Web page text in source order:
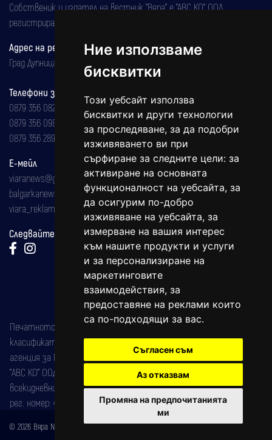
Ние използваме
бисквитки
Този уебсайт използва
бисквитки и други технологии
за проследяване, за да подобри
изживяването ви при
сърфиране за следните цели: за
активиране на основната
функционалност на уебсайта, за
да осигурим по-добро
изживяване на уебсайта, за
измерване на вашия интерес
към нашите продукти и услуги
и за персонализиране на
маркетинговите
взаимодействия, за
предоставяне на реклами които
са по-подходящи за вас.
Съгласен съм
Аз отказвам
Промяна на предпочитанията
ми
Собственик и издател на вестник "Вяра" е "АВС КО" ООД,
регистрирана на 08.05.2002 година.
Адрес на редакцията
Град Дупница, ул.''Христо Ботев" 43
Телефони за реклама и абонаменти
0879 356 082
0879 356 098
0879 356 289
Е-мейл
viaranews@gmail.com
balgarkanews@gmail.com
viara_reklama@mail.bg
Следвайте ни:
Печатното издание на вестника е регистрирано в националния
класификатор на печатните издания (Българска национална
агенция за ISSN) под номер: ISSN 1312-4722.
"АВС КО" ООД е притежател на марката: Вяра информационен
всекидневник на югозападна България, със свидетелство за марка
рег. номер: 47857/11.05.2004 година.
© 2026 Вяра News Всички права запазени!